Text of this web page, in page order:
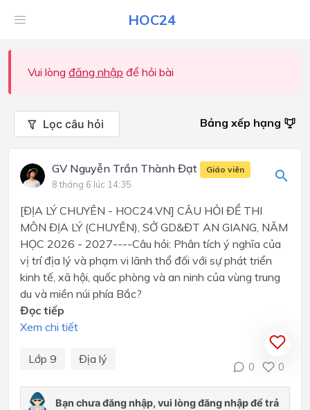
HOC24
Vui lòng đăng nhập để hỏi bài
Lọc câu hỏi Bảng xếp hạng
GV Nguyễn Trần Thành Đạt Giáo viên
8 tháng 6 lúc 14:35
[ĐỊA LÝ CHUYÊN - HOC24.VN] CÂU HỎI ĐỀ THI
MÔN ĐỊA LÝ (CHUYÊN), SỞ GD&ĐT AN GIANG, NĂM
HỌC 2026 - 2027----Câu hỏi: Phân tích ý nghĩa của
vị trí địa lý và phạm vi lãnh thổ đối với sự phát triển
kinh tế, xã hội, quốc phòng và an ninh của vùng trung
du và miền núi phía Bắc?
Đọc tiếp
Xem chi tiết
Lớp 9 Địa lý
0 0